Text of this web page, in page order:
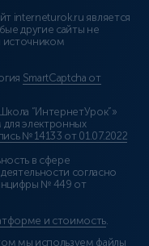
interneturok.ru является
другие сайты не
источником
SmartCaptcha от
“ИнтернетУрок”»
электронных
№ 14133 от 01.07.2022
в сфере
согласно
№ 449 от
и стоимость.
мы используем файлы